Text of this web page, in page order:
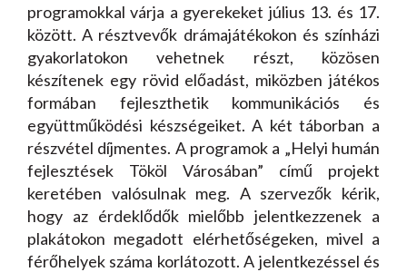
programokkal várja a gyerekeket július 13. és 17.
között. A résztvevők drámajátékokon és színházi
gyakorlatokon vehetnek részt, közösen
készítenek egy rövid előadást, miközben játékos
formában fejleszthetik kommunikációs és
együttműködési készségeiket. A két táborban a
részvétel díjmentes. A programok a „Helyi humán
fejlesztések Tököl Városában” című projekt
keretében valósulnak meg. A szervezők kérik,
hogy az érdeklődők mielőbb jelentkezzenek a
plakátokon megadott elérhetőségeken, mivel a
férőhelyek száma korlátozott. A jelentkezéssel és